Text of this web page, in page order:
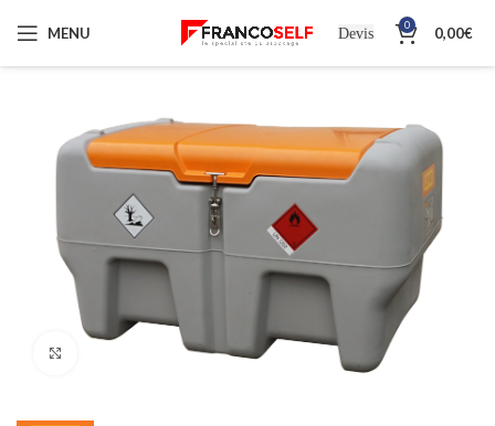
MENU Devis 0 0,00€
Cliquez pour agrandir